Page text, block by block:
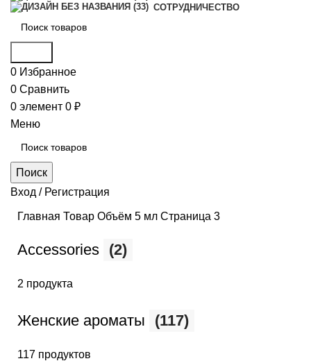
СОТРУДНИЧЕСТВО
0 Избранное
0 Сравнить
0 элемент 0 ₽
Меню
Поиск
Вход / Регистрация
Главная Товар Объём 5 мл Страница 3
Accessories (2)
2 продукта
Женские ароматы (117)
117 продуктов